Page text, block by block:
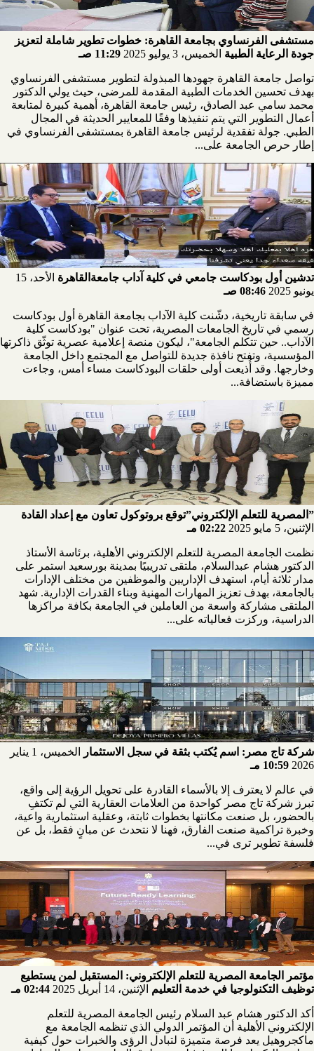
مستشفى الفرنساوي بجامعة القاهرة: خطوات تطوير شاملة لتعزيز
جودة الرعاية الطبية الخميس، 3 يوليو 2025 11:29 صـ
تواصل جامعة القاهرة جهودها المبذولة لتطوير مستشفى الفرنساوي
بهدف تحسين الخدمات الطبية المقدمة للمرضى، حيث يولي الدكتور
محمد سامي عبد الصادق، رئيس جامعة القاهرة، أهمية كبيرة لمتابعة
أعمال التطوير التي يتم تنفيذها وفقًا للمعايير الحديثة في المجال
الطبي. جولة تفقدية لرئيس جامعة القاهرة بمستشفى الفرنساوي في
إطار حرص الجامعة على...
تدشين أول بودكاست جامعي في كلية آداب جامعةالقاهرة
الأحد، 15
يونيو 2025
08:46 صـ
في سابقة تاريخية، دشّنت كلية الآداب بجامعة القاهرة أول بودكاست
رسمي في تاريخ الجامعات المصرية، تحت عنوان "بودكاست كلية
الآداب.. حين تتكلم الجامعة"، ليكون منصة إعلامية عصرية توثّق ذاكرتها
المؤسسية، وتفتح نافذة جديدة للتواصل مع المجتمع داخل الجامعة
وخارجها. وقد أُذيعت أولى حلقات البودكاست مساء أمس، وجاءت
مميزة باستضافة...
”المصرية للتعلم الإلكتروني”توقع بروتوكول تعاون مع إعداد القادة
الإثنين، 5 مايو 2025
02:22 مـ
نظمت الجامعة المصرية للتعلم الإلكتروني الأهلية، برئاسة الأستاذ
الدكتور هشام عبدالسلام، ملتقى تدريبيًا بمدينة بورسعيد استمر على
مدار ثلاثة أيام، استهدف الإداريين والموظفين من مختلف الإدارات
بالجامعة، بهدف تعزيز المهارات المهنية وبناء القدرات الإدارية. شهد
الملتقى مشاركة واسعة من العاملين في الجامعة بكافة مراكزها
الدراسية، وركزت فعالياته على...
شركة تاج مصر: اسم يُكتب بثقة في سجل الاستثمار
الخميس، 1 يناير
2026 10:59 مـ
في عالم لا يعترف إلا بالأسماء القادرة على تحويل الرؤية إلى واقع،
تبرز شركة تاج مصر كواحدة من العلامات العقارية التي لم تكتفِ
بالحضور، بل صنعت مكانتها بخطوات ثابتة، وعقلية استثمارية واعية،
وخبرة تراكمية صنعت الفارق، فهنا لا نتحدث عن مبانٍ فقط، بل عن
فلسفة تطوير ترى في...
مؤتمر الجامعة المصرية للتعلم الإلكتروني: المستقبل لمن يستطيع
توظيف التكنولوجيا في خدمة التعليم الإثنين، 14 أبريل 2025 02:44 مـ
أكد الدكتور هشام عبد السلام رئيس الجامعة المصرية للتعلم
الإلكتروني الأهلية أن المؤتمر الدولي الذي تنظمه الجامعة مع
ماكجروهيل يعد فرصة متميزة لتبادل الرؤى والخبرات حول كيفية